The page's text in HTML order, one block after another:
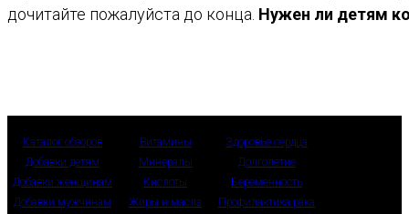
дочитайте пожалуйста до конца. Нужен ли детям
Каталог обзоров
Добавки детям
Добавки женщинам
Добавки мужчинам
Витамины
Минералы
Кислоты
Жиры и масла
Здоровье сердца
Долголетие
Беременность
Профилактика рака